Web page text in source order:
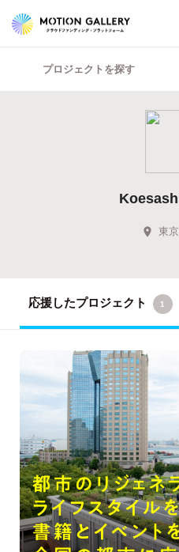
プロジェクトを探す
東
応援したプロジェクト 1